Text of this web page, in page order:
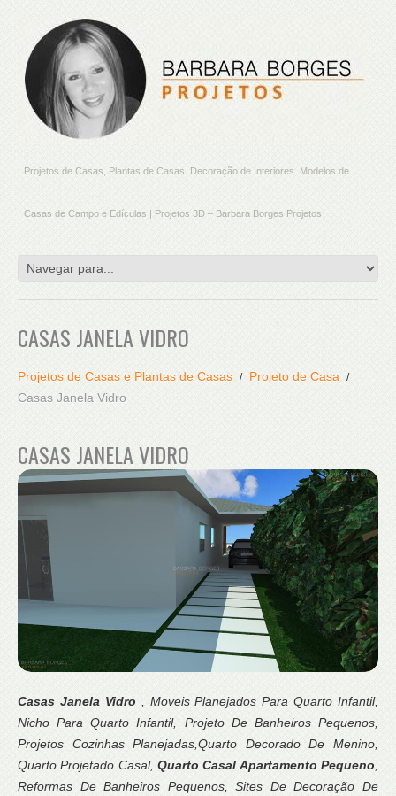
Projetos de Casas, Plantas de Casas. Decoração de Interiores. Modelos de
Casas de Campo e Edículas | Projetos 3D – Barbara Borges Projetos
CASAS JANELA VIDRO
Projetos de Casas e Plantas de Casas
Projeto de Casa
Casas Janela Vidro
CASAS JANELA VIDRO
Casas Janela Vidro , Moveis Planejados Para Quarto Infantil,
Nicho Para Quarto Infantil, Projeto De Banheiros Pequenos,
Projetos Cozinhas Planejadas,Quarto Decorado De Menino,
Quarto Projetado Casal, Quarto Casal Apartamento Pequeno,
Reformas De Banheiros Pequenos, Sites De Decoração De